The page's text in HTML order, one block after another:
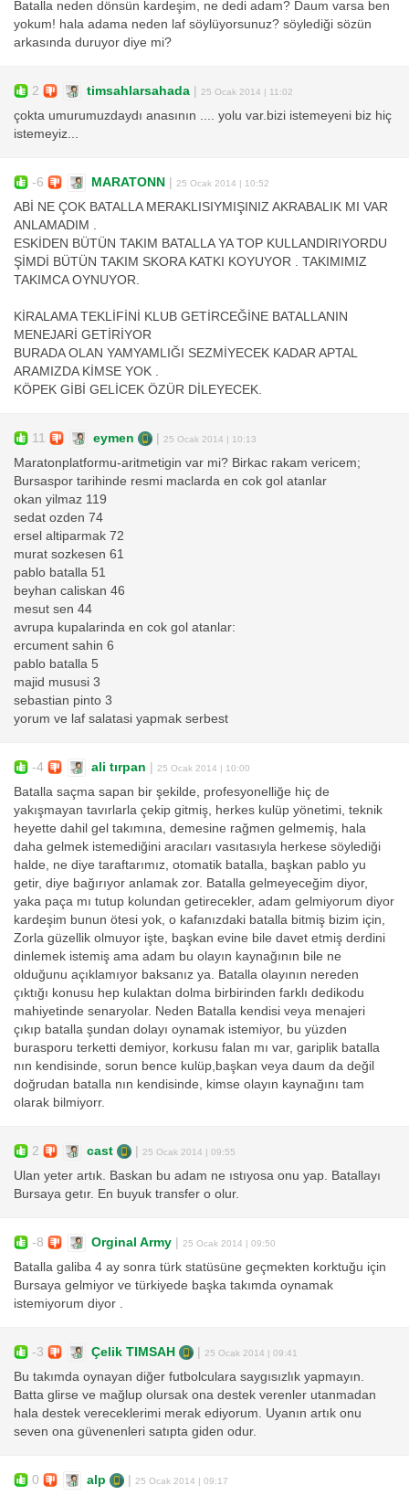
Batalla neden dönsün kardeşim, ne dedi adam? Daum varsa ben
yokum! hala adama neden laf söylüyorsunuz? söylediği sözün
arkasında duruyor diye mi?
2 timsahlarsahada | 25 Ocak 2014 | 11:02
çokta umurumuzdaydı anasının .... yolu var.bizi istemeyeni biz hiç
istemeyiz...
-6 MARATONN | 25 Ocak 2014 | 10:52
ABİ NE ÇOK BATALLA MERAKLISIYMIŞINIZ AKRABALIK MI VAR
ANLAMADIM .
ESKİDEN BÜTÜN TAKIM BATALLA YA TOP KULLANDIRIYORDU
ŞİMDİ BÜTÜN TAKIM SKORA KATKI KOYUYOR . TAKIMIMIZ
TAKIMCA OYNUYOR.
KİRALAMA TEKLİFİNİ KLUB GETİRCEĞİNE BATALLANIN
MENEJARİ GETİRİYOR
BURADA OLAN YAMYAMLIĞI SEZMİYECEK KADAR APTAL
ARAMIZDA KİMSE YOK .
KÖPEK GİBİ GELİCEK ÖZÜR DİLEYECEK.
11 eymen | 25 Ocak 2014 | 10:13
Maratonplatformu-aritmetigin var mi? Birkac rakam vericem;
Bursaspor tarihinde resmi maclarda en cok gol atanlar
okan yilmaz 119
sedat ozden 74
ersel altiparmak 72
murat sozkesen 61
pablo batalla 51
beyhan caliskan 46
mesut sen 44
avrupa kupalarinda en cok gol atanlar:
ercument sahin 6
pablo batalla 5
majid mususi 3
sebastian pinto 3
yorum ve laf salatasi yapmak serbest
-4 ali tırpan | 25 Ocak 2014 | 10:00
Batalla saçma sapan bir şekilde, profesyonelliğe hiç de
yakışmayan tavırlarla çekip gitmiş, herkes kulüp yönetimi, teknik
heyette dahil gel takımına, demesine rağmen gelmemiş, hala
daha gelmek istemediğini aracıları vasıtasıyla herkese söylediği
halde, ne diye taraftarımız, otomatik batalla, başkan pablo yu
getir, diye bağırıyor anlamak zor. Batalla gelmeyeceğim diyor,
yaka paça mı tutup kolundan getirecekler, adam gelmiyorum diyor
kardeşim bunun ötesi yok, o kafanızdaki batalla bitmiş bizim için,
Zorla güzellik olmuyor işte, başkan evine bile davet etmiş derdini
dinlemek istemiş ama adam bu olayın kaynağının bile ne
olduğunu açıklamıyor baksanız ya. Batalla olayının nereden
çıktığı konusu hep kulaktan dolma birbirinden farklı dedikodu
mahiyetinde senaryolar. Neden Batalla kendisi veya menajeri
çıkıp batalla şundan dolayı oynamak istemiyor, bu yüzden
burasporu terketti demiyor, korkusu falan mı var, gariplik batalla
nın kendisinde, sorun bence kulüp,başkan veya daum da değil
doğrudan batalla nın kendisinde, kimse olayın kaynağını tam
olarak bilmiyorr.
2 cast | 25 Ocak 2014 | 09:55
Ulan yeter artık. Baskan bu adam ne ıstıyosa onu yap. Batallayı
Bursaya getır. En buyuk transfer o olur.
-8 Orginal Army | 25 Ocak 2014 | 09:50
Batalla galiba 4 ay sonra türk statüsüne geçmekten korktuğu için
Bursaya gelmiyor ve türkiyede başka takımda oynamak
istemiyorum diyor .
-3 Çelik TIMSAH | 25 Ocak 2014 | 09:41
Bu takımda oynayan diğer futbolculara saygısızlık yapmayın.
Batta glirse ve mağlup olursak ona destek verenler utanmadan
hala destek vereceklerimi merak ediyorum. Uyanın artık onu
seven ona güvenenleri satıpta giden odur.
0 alp | 25 Ocak 2014 | 09:17